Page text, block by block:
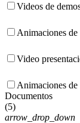
Videos de
Animaciones de
Video
Animaciones
Documentos
(5)
arrow_drop_down